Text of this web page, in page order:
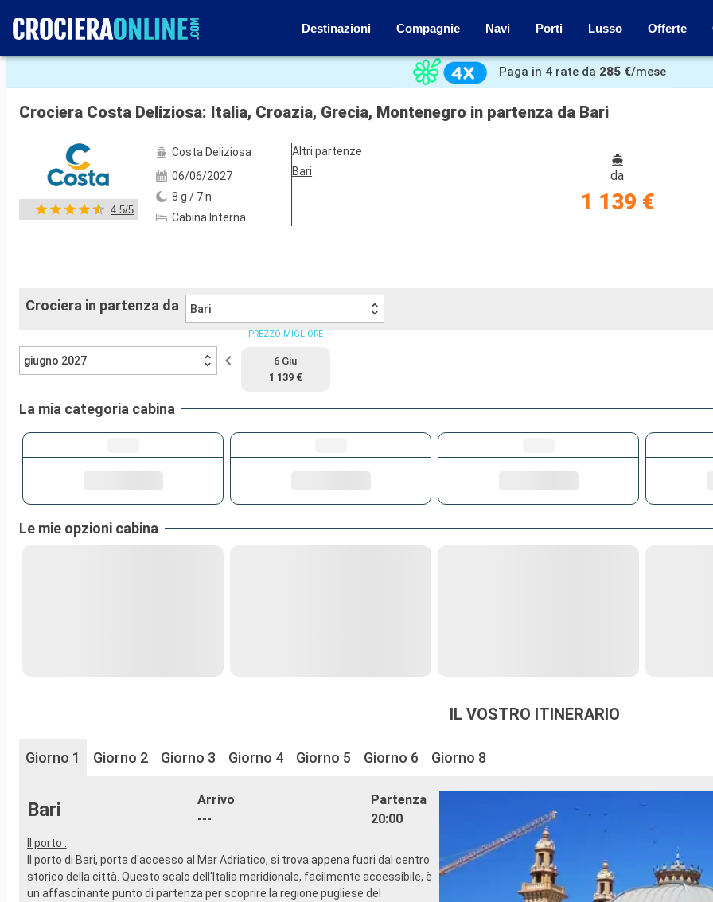
Destinazioni Compagnie Navi Porti Lusso Offerte
Mostra le altre 66 foto
Paga in 4 rate da 285 €/mese
Crociera Costa Deliziosa: Italia, Croazia, Grecia, Montenegro in partenza da Bari
4.5/5
Costa Deliziosa
06/06/2027
8 g / 7 n
Cabina Interna
Altri partenze
Bari
da
1 139 €
Crociera in partenza da Bari
giugno 2027
PREZZO MIGLIORE
6 Giu
1 139 €
La mia categoria cabina
Le mie opzioni cabina
IL VOSTRO ITINERARIO
Giorno 1 Giorno 2 Giorno 3 Giorno 4 Giorno 5 Giorno 6 Giorno 8
Bari
Arrivo
---
Partenza
20:00
Il porto :
Il porto di Bari, porta d'accesso al Mar Adriatico, si trova appena fuori dal centro
storico della città. Questo scalo dell'Italia meridionale, facilmente accessibile, è
un affascinante punto di partenza per scoprire la regione pugliese del